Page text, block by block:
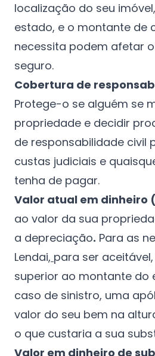
localização do seu
estado, e o montante de
necessita podem afetar
seguro.
Cobertura de
Protege-o se alguém se
propriedade e decidir
de responsabilidade civil
custas judiciais e
tenha de pagar.
Valor atual em dinheiro
ao valor da sua
a depreciação. Para as
Lendai, para ser
superior ao montante do
caso de sinistro, uma
valor do seu bem na
o que custaria a sua
Valor em dinheiro de